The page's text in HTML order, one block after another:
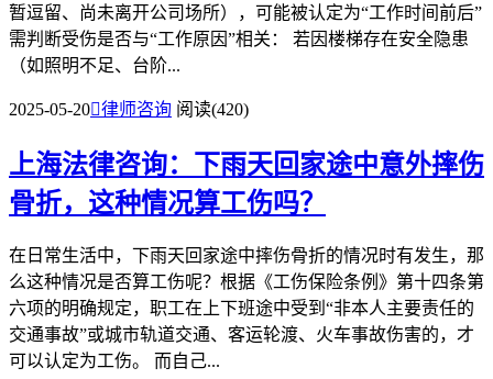
暂逗留、尚未离开公司场所），可能被认定为“工作时间前后”
需判断受伤是否与“工作原因”相关： 若因楼梯存在安全隐患
（如照明不足、台阶...
2025-05-20律师咨询 阅读(420)
上海法律咨询：下雨天回家途中意外摔伤
骨折，这种情况算工伤吗？
在日常生活中，下雨天回家途中摔伤骨折的情况时有发生，那
么这种情况是否算工伤呢？根据《工伤保险条例》第十四条第
六项的明确规定，职工在上下班途中受到“非本人主要责任的
交通事故”或城市轨道交通、客运轮渡、火车事故伤害的，才
可以认定为工伤。 而自己...